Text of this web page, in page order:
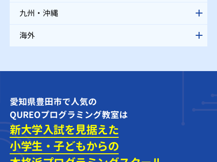
九州・沖縄
海外
愛知県豊田市で人気の
QUREOプログラミング教室は
新大学入試を見据えた
小学生・子どもからの